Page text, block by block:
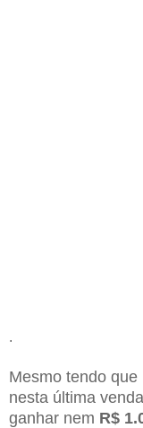
.
Mesmo tendo
nesta última
ganhar nem R$